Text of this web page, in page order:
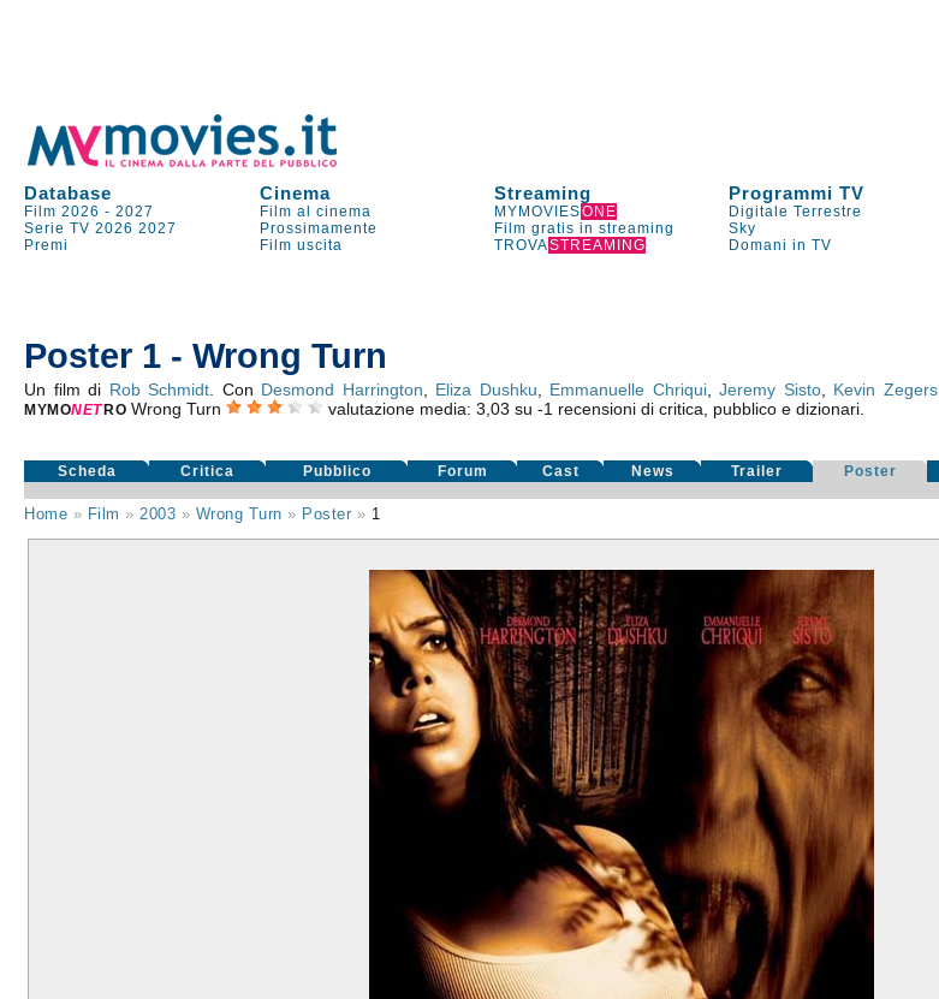
Database Cinema Streaming Programmi TV
Film 2026 -2027 Film al cinema MYMOVIESONE Digitale Terrestre
Serie TV 2026 2027 Prossimamente Film gratis in streaming Sky
Premi
Film uscita TROVASTREAMING Domani in TV
Poster 1 - Wrong Turn
Un film di Rob Schmidt . Con Desmond Harrington Eliza Dushku Emmanuelle Chriqui,Jeremy Sisto, Kevin Zegers
MYMONET RO Wrong Turn valutazione media: 3,03 su -1 recensioni di critica, pubblico e dizionari.
Scheda Critica Pubblico Forum Cast News Trailer Poster
Home » Film » 2003 » Wrong Turn » Poster » 1